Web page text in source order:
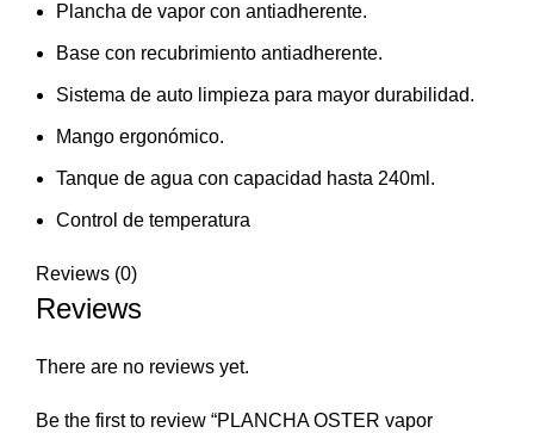
Plancha de vapor con antiadherente.
Base con recubrimiento antiadherente.
Sistema de auto limpieza para mayor durabilidad.
Mango ergonómico.
Tanque de agua con capacidad hasta 240ml.
Control de temperatura
Reviews (0)
Reviews
There are no reviews yet.
Be the first to review “PLANCHA OSTER vapor